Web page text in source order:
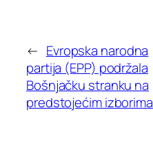
← Evropska narodna
partija (EPP) podržala
Bošnjačku stranku na
predstojećim izborima